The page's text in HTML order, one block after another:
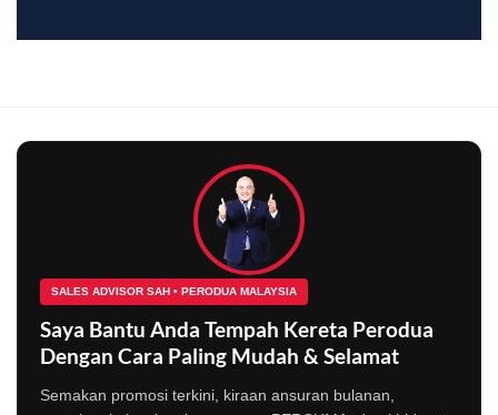
SALES ADVISOR SAH • PERODUA MALAYSIA
Saya Bantu Anda Tempah Kereta Perodua
Dengan Cara Paling Mudah & Selamat
Semakan promosi terkini, kiraan ansuran bulanan,